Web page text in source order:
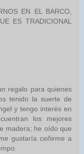
EN EL BARCO,
ES TRADICIONAL
regalo para quienes
tenido la suerte de
y tengo interés en
los mejores
madera; he oído que
gustaría ceñirme a